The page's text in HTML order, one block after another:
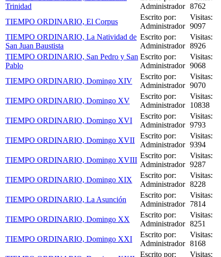
Trinidad
Administrador 8762
TIEMPO ORDINARIO, El Corpus
Escrito por:
Administrador
Visitas:
9097
TIEMPO ORDINARIO, La Natividad de
San Juan Baustista
Escrito por:
Administrador
Visitas:
8926
TIEMPO ORDINARIO, San Pedro y San
Pablo
Escrito por:
Administrador
Visitas:
9068
TIEMPO ORDINARIO, Domingo XIV
Escrito por:
Administrador
Visitas:
9070
TIEMPO ORDINARIO, Domingo XV
Escrito por:
Administrador
Visitas:
10838
TIEMPO ORDINARIO, Domingo XVI
Escrito por:
Administrador
Visitas:
9793
TIEMPO ORDINARIO, Domingo XVII
Escrito por:
Administrador
Visitas:
9394
TIEMPO ORDINARIO, Domingo XVIII
Escrito por:
Administrador
Visitas:
9287
TIEMPO ORDINARIO, Domingo XIX
Escrito por:
Administrador
Visitas:
8228
TIEMPO ORDINARIO, La Asunción
Escrito por:
Administrador
Visitas:
7814
TIEMPO ORDINARIO, Domingo XX
Escrito por:
Administrador
Visitas:
8251
TIEMPO ORDINARIO, Domingo XXI
Escrito por:
Administrador
Visitas:
8168
Escrito por: Visitas: